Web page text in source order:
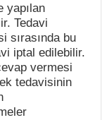
yapılan
Tedavi
sırasında bu
iptal edilebilir.
vermesi
tedavisinin